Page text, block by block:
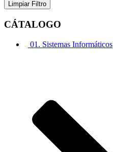
CÁTALOGO
01. Sistemas Informáticos